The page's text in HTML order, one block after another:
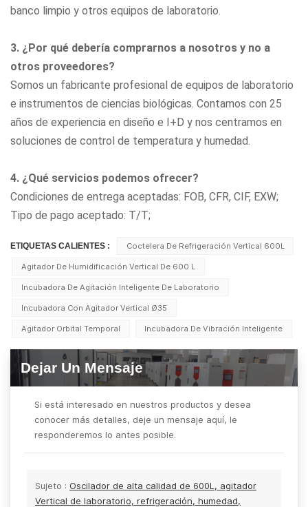
banco limpio y otros equipos de laboratorio.
3. ¿Por qué debería comprarnos a nosotros y no a
otros proveedores?
Somos un fabricante profesional de equipos de laboratorio
e instrumentos de ciencias biológicas. Contamos con 25
años de experiencia en diseño e I+D y nos centramos en
soluciones de control de temperatura y humedad.
4. ¿Qué servicios podemos ofrecer?
Condiciones de entrega aceptadas: FOB, CFR, CIF, EXW;
Tipo de pago aceptado: T/T;
ETIQUETAS CALIENTES : Coctelera De Refrigeración Vertical 600L
Agitador De Humidificación Vertical De 600 L
Incubadora De Agitación Inteligente De Laboratorio
Incubadora Con Agitador Vertical Ø35
Agitador Orbital Temporal Incubadora De Vibración Inteligente
Dejar Un Mensaje
Si está interesado en nuestros productos y desea
conocer más detalles, deje un mensaje aquí, le
responderemos lo antes posible.
Sujeto : Oscilador de alta calidad de 600L, agitador
Vertical de laboratorio, refrigeración, humedad,